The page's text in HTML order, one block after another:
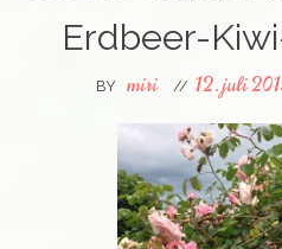
Erdbeer-
BY miri // 12. juli